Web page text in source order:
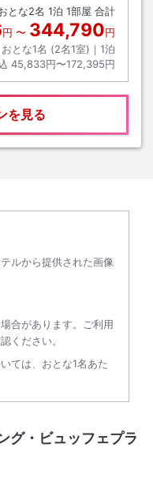
とな2名 1泊 1部屋 合計
円 〜 344,790円
おとな1名 (2名1室)｜ 1泊
45,833円〜172,395円
を見る
ルから提供された画像
合があります。ご利用
ください。
ては、おとな1名あた
グ・ビュッフェプラ